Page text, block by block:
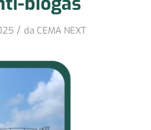
/ da CEMA NEXT